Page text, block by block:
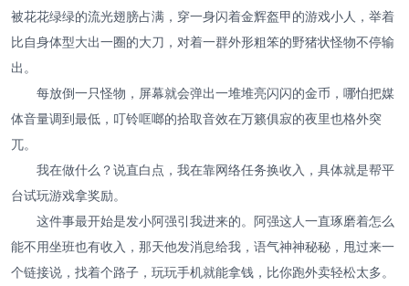
被花花绿绿的流光翅膀占满，穿一身闪着金辉盔甲的游戏小人，举着
比自身体型大出一圈的大刀，对着一群外形粗笨的野猪状怪物不停输
出。
每放倒一只怪物，屏幕就会弹出一堆堆亮闪闪的金币，哪怕把媒
体音量调到最低，叮铃哐啷的拾取音效在万籁俱寂的夜里也格外突
兀。
我在做什么？说直白点，我在靠网络任务换收入，具体就是帮平
台试玩游戏拿奖励。
这件事最开始是发小阿强引我进来的。阿强这人一直琢磨着怎么
能不用坐班也有收入，那天他发消息给我，语气神神秘秘，甩过来一
个链接说，找着个路子，玩玩手机就能拿钱，比你跑外卖轻松太多。